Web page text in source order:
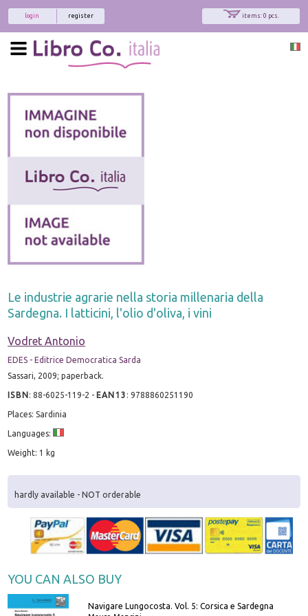
items: 0 pcs.
register
login
Le industrie agrarie nella storia millenaria della
Sardegna. I latticini, l'olio d'oliva, i vini
Vodret Antonio
EDES - Editrice Democratica Sarda
Sassari, 2009; paperback.
ISBN:88-6025-119-2 - EAN13 :9788860251190
Places: Sardinia
Languages:
Weight: 1 kg
hardly available - NOT orderable
YOU CAN ALSO BUY
Navigare Lungocosta. Vol. 5: Corsica e Sardegna